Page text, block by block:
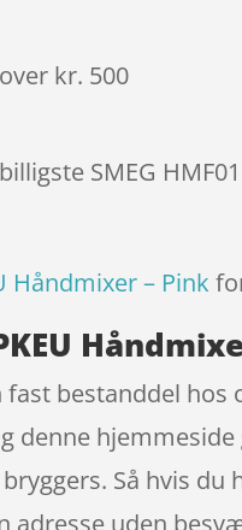
kr. 500
SMEG
Håndmixer – Pink
fast bestanddel
denne
Så hvis du
adresse uden